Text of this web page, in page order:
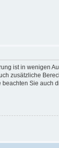
ist in wenigen
zusätzliche
Sie auch